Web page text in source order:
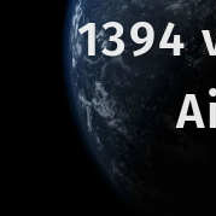
1394